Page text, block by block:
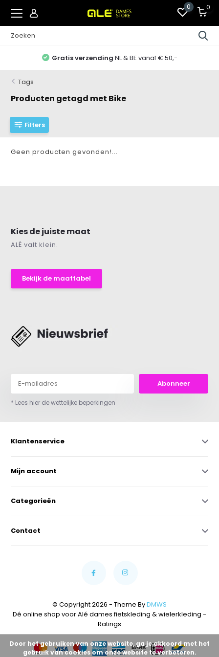
0 0
Gratis verzending NL & BE vanaf € 50,-
Tags
Producten getagd met Bike
Filters
Geen producten gevonden!...
Kies de juiste maat
ALÉ valt klein.
Bekijk de maattabel
Abonneer
* Lees hier de wettelijke beperkingen
Klantenservice
Mijn account
Categorieën
Contact
© Copyright 2026 - Theme ByDMWS
Dé online shop voor Alé dames fietskleding & wielerkleding -
Ratings
Door het gebruiken van onze website, ga je akkoord met het
gebruik van cookies om onze website te verbeteren.